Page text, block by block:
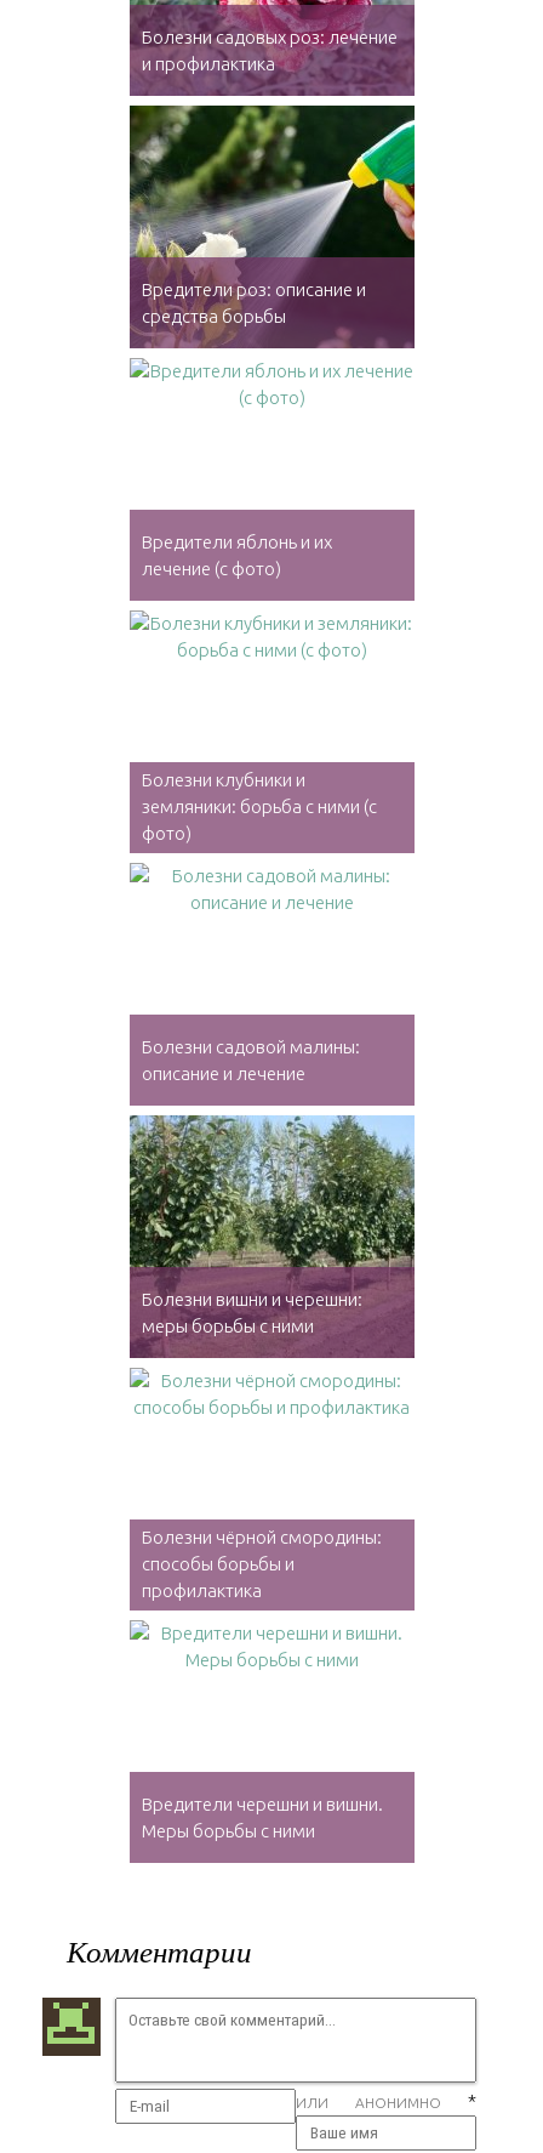
Болезни садовых роз: лечение
и профилактика
Вредители роз: описание и
средства борьбы
Вредители яблонь и их
лечение (с фото)
Болезни клубники и
земляники: борьба с ними (с
фото)
Болезни садовой малины:
описание и лечение
Болезни вишни и черешни:
меры борьбы с ними
Болезни чёрной смородины:
способы борьбы и
профилактика
Вредители черешни и вишни.
Меры борьбы с ними
Комментарии
ИЛИ АНОНИМНО *